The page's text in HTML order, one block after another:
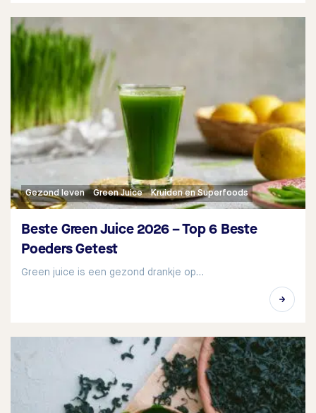
Gezond leven Green Juice Kruiden en Superfoods
Beste Green Juice 2026 – Top 6 Beste
Poeders Getest
Green juice is een gezond drankje op…